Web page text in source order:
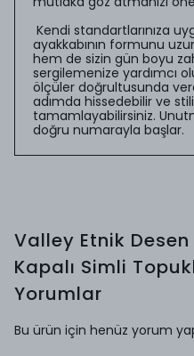
Kendi standartlarınıza
ayakkabının formunu
hem de sizin gün boyu
sergilemenize yardımcı
ölçüler doğrultusunda
adımda hissedebilir ve
tamamlayabilirsiniz.
doğru numarayla başlar.
Valley Etnik Desen
Kapalı Simli
Yorumlar
Bu ürün için henüz yorum